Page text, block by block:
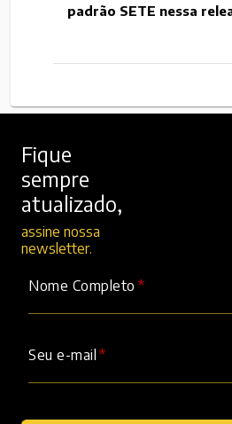
padrão SETE nessa
Fique
sempre
atualizado,
assine nossa
newsletter.
Nome Completo
Seu e-mail